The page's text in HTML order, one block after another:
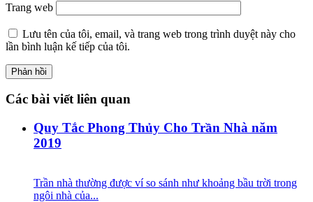
Trang web
Lưu tên của tôi, email, và trang web trong trình duyệt này cho
lần bình luận kế tiếp của tôi.
Các bài viết liên quan
Quy Tắc Phong Thủy Cho Trần Nhà năm
2019
Trần nhà thường được ví so sánh như khoảng bầu trời trong
ngôi nhà của...